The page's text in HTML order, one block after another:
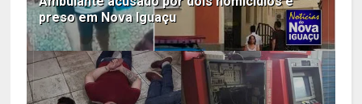
preso em Nova Iguaçu